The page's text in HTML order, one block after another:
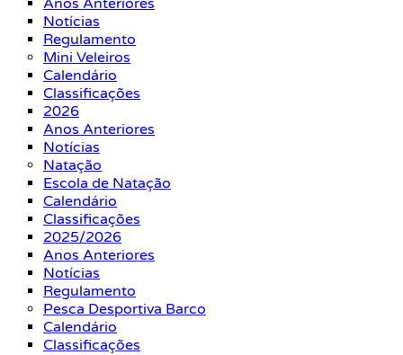
Anos Anteriores
Notícias
Regulamento
Mini Veleiros
Calendário
Classificações
2026
Anos Anteriores
Notícias
Natação
Escola de Natação
Calendário
Classificações
2025/2026
Anos Anteriores
Notícias
Regulamento
Pesca Desportiva Barco
Calendário
Classificações